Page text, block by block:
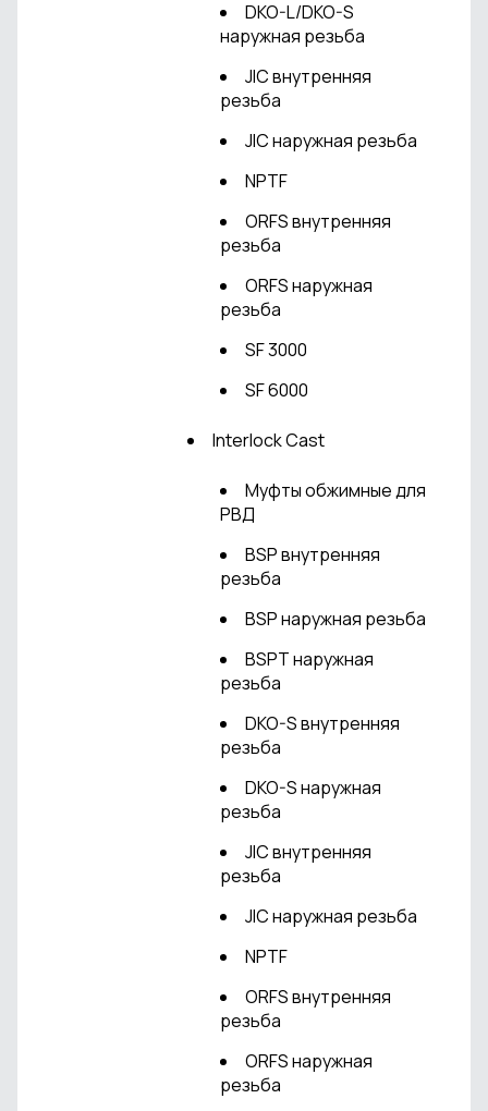
DKO-L/DKO-S
наружная резьба
JIC внутренняя
резьба
JIC наружная резьба
NPTF
ORFS внутренняя
резьба
ORFS наружная
резьба
SF 3000
SF 6000
Interlock Cast
Муфты обжимные для
РВД
BSP внутренняя
резьба
BSP наружная резьба
BSPT наружная
резьба
DKO-S внутренняя
резьба
DKO-S наружная
резьба
JIC внутренняя
резьба
JIC наружная резьба
NPTF
ORFS внутренняя
резьба
ORFS наружная
резьба